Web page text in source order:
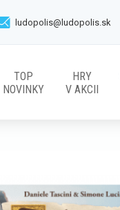
TOP
NOVINKY
HRY
V AKCII
ludopolis@ludopolis.sk